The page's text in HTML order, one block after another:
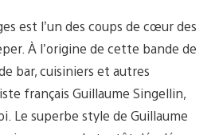
est l’un des coups de cœur des
À l’origine de cette bande de
bar, cuisiniers et autres
français Guillaume Singellin,
Le superbe style de Guillaume